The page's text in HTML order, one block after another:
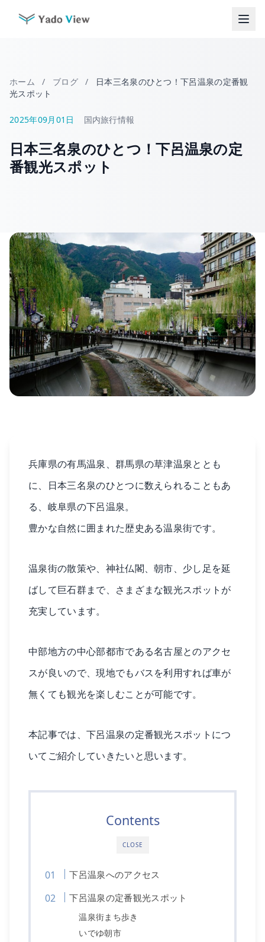
ホーム / ブログ /
日本三名泉のひとつ！下呂温泉の定番観
光スポット
2025年09月01日 国内旅行情報
日本三名泉のひとつ！下呂温泉の定
番観光スポット
兵庫県の有馬温泉、群馬県の草津温泉ととも
に、日本三名泉のひとつに数えられることもあ
る、岐阜県の下呂温泉。
豊かな自然に囲まれた歴史ある温泉街です。
温泉街の散策や、神社仏閣、朝市、少し足を延
ばして巨石群まで、さまざまな観光スポットが
充実しています。
中部地方の中心部都市である名古屋とのアクセ
スが良いので、現地でもバスを利用すれば車が
無くても観光を楽しむことが可能です。
本記事では、下呂温泉の定番観光スポットにつ
いてご紹介していきたいと思います。
CLOSE
Contents
下呂温泉へのアクセス
下呂温泉の定番観光スポット
温泉街まち歩き
いでゆ朝市